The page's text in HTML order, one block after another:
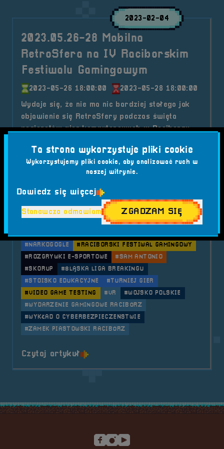
2023-02-04
2023.05.26-28 Mobilna
RetroSfera na IV Raciborskim
Festiwalu Gamingowym
2023-05-26 18:00:00
2023-05-28 18:00:00
Wydaje się, że nie ma nic bardziej stałego jak
objawienie się RetroSfery podczas święta
pasjonatów gier komputerowych w Raciborzu.
Kategorie wpisu:
#COSPLAY
#CS
#FESTIWAL GIER
#GAMING
#IV RFG
#JARECKI
#JAZZ GANG BEATZ
#KONFERENCJA DLA FIRM
#NARKOGOGLE
#RACIBORSKI FESTIWAL GAMINGOWY
#ROZGRYWKI E-SPORTOWE
#SAM ANTONIO
#SKORUP
#ŚLĄSKA LIGA BREAKINGU
#STOISKO EDUKACYJNE
#TURNIEJ GIER
#VIDEO GAME TESTING
#VR
#WOJSKO POLSKIE
#WYDARZENIE GAMINGOWE RACIBÓRZ
#WYKŁAD O CYBERBEZPIECZEŃSTWIE
#ZAMEK PIASTOWSKI RACIBÓRZ
Czytaj artykuło tytule 2023.05.26-28 Mobilna
Ta strona wykorzystuje pliki cookie
Wykorzystujemy pliki cookie, aby analizować ruch w
naszej witrynie.
Dowiedz się więcej
Stanowczo odmawiam ZGADZAM SIĘ